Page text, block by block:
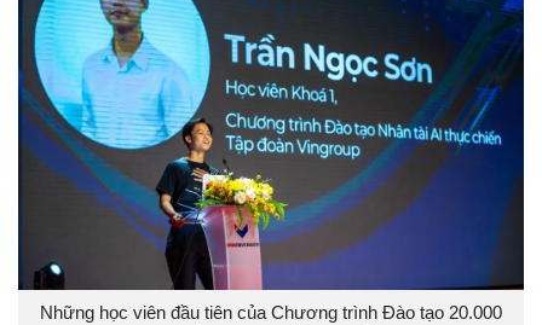
Những học viên đầu tiên của Chương trình Đào tạo 20.000